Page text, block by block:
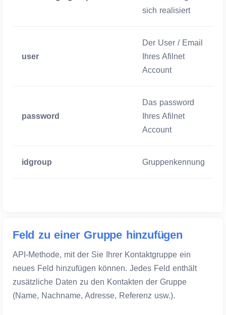
sich realisiert
user
Der User / Email
Ihres Afilnet
Account
password
Das password
Ihres Afilnet
Account
idgroup Gruppenkennung
Feld zu einer Gruppe hinzufügen
API-Methode, mit der Sie Ihrer Kontaktgruppe ein
neues Feld hinzufügen können. Jedes Feld enthält
zusätzliche Daten zu den Kontakten der Gruppe
(Name, Nachname, Adresse, Referenz usw.).